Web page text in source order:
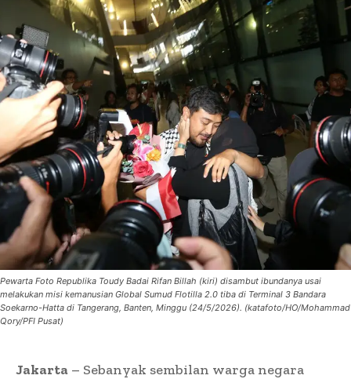
Pewarta Foto Republika Toudy Badai Rifan Billah (kiri) disambut ibundanya usai
melakukan misi kemanusian Global Sumud Flotilla 2.0 tiba di Terminal 3 Bandara
Soekarno-Hatta di Tangerang, Banten, Minggu (24/5/2026). (katafoto/HO/Mohammad
Qory/PFI Pusat)
Jakarta – Sebanyak sembilan warga negara